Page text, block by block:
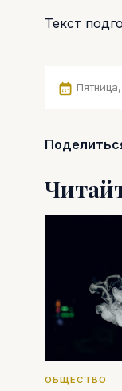
Текст
ОБЩЕСТВО